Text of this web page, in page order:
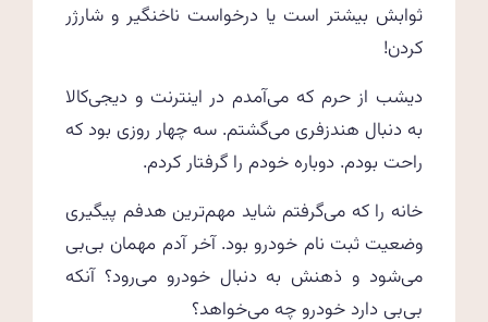
ثوابش بیشتر است یا درخواست ناخنگیر و شارژر
کردن!
دیشب از حرم که می‌آمدم در اینترنت و دیجی‌کالا
به دنبال هندزفری می‌گشتم. سه چهار روزی بود که
راحت بودم. دوباره خودم را گرفتار کردم.
خانه را که می‌گرفتم شاید مهم‌ترین هدفم پیگیری
وضعیت ثبت نام خودرو بود. آخر آدم مهمان بی‌بی
می‌شود و ذهنش به دنبال خودرو می‌رود؟ آنکه
بی‌بی دارد خودرو چه می‌خواهد؟